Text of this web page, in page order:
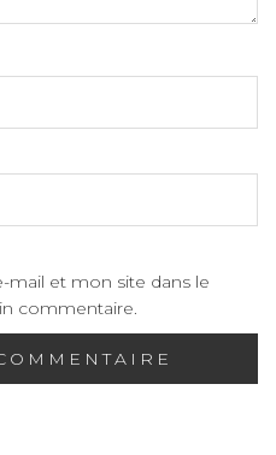
et mon site dans le
commentaire.